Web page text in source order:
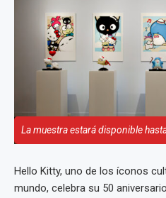
La muestra estará disponible
Hello Kitty, uno de los íconos
mundo, celebra su 50